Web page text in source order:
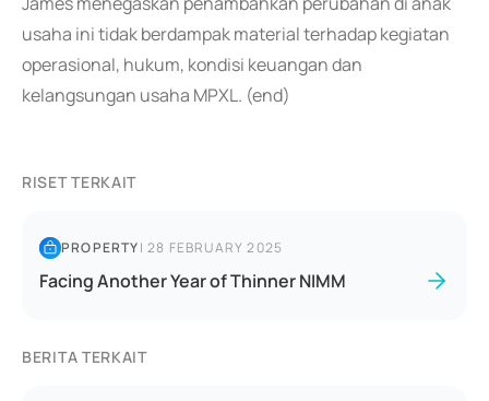
usaha ini tidak berdampak material terhadap kegiatan
operasional, hukum, kondisi keuangan dan
kelangsungan usaha MPXL. (end)
RISET TERKAIT
PROPERTY|28 FEBRUARY 2025
Facing Another Year of Thinner NIMM
BERITA TERKAIT